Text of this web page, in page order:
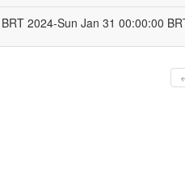
2024-Sun Jan 31 00:00:00